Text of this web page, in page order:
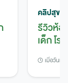
คลิปสุขภ
รีวิวห้อ
เด็ก โ
เมื่อวันที่